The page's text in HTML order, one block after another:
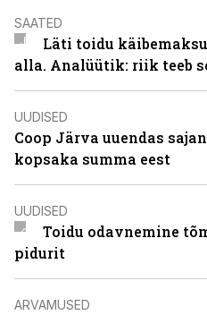
SAATED
Läti toidu
alla. Analüütik: riik teeb
UUDISED
Coop Järva uuendas
kopsaka summa eest
UUDISED
Toidu odavnemine
pidurit
ARVAMUSED